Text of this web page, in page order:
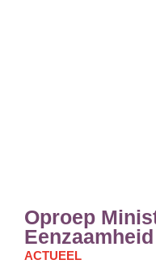
ACTUEEL
Oproep
Eenzaamheid